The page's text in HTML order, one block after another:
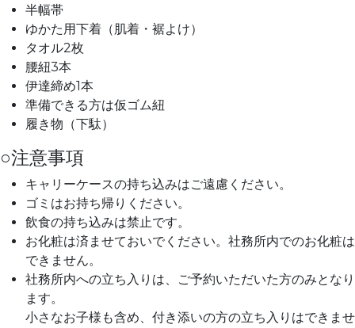
半幅帯
ゆかた用下着（肌着・裾よけ）
タオル2枚
腰紐3本
伊達締め1本
準備できる方は仮ゴム紐
履き物（下駄）
○注意事項
キャリーケースの持ち込みはご遠慮ください。
ゴミはお持ち帰りください。
飲食の持ち込みは禁止です。
お化粧は済ませておいでください。社務所内でのお化粧は
できません。
社務所内への立ち入りは、ご予約いただいた方のみとなり
ます。
小さなお子様も含め、付き添いの方の立ち入りはできませ